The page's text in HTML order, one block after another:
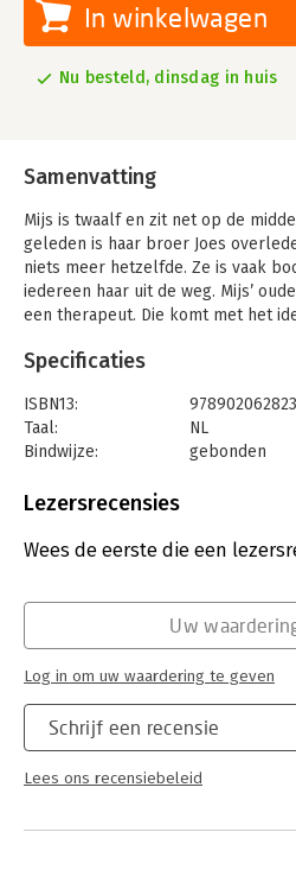
In winkelwagen
Nu besteld, dinsdag in huis
Samenvatting
Mijs is twaalf en zit net op de
geleden is haar broer Joes
niets meer hetzelfde. Ze is vaak
iedereen haar uit de weg. Mijs’
een therapeut. Die komt met het
met computer-Joes te praten.
mee naar de plekken waar hij met
ontstaat een hechte vriendschap.
geheim. Een geheim dat hen nog
Specificaties
ISBN13:
Taal:
NL
Bindwijze:
gebonden
Uitgever:
Verschijningsdatum:
17-3-2025
Lezersrecensies
Wees de eerste die een
Schrijf een recensie
Lees ons recensiebeleid
Uw
Log in om uw waardering te geven